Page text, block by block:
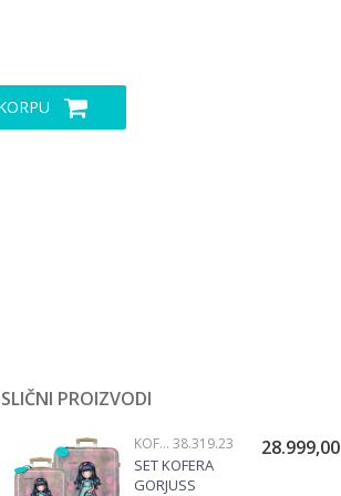
SLIČNI PROIZVODI
KOFERI 38.319.23
SET KOFERA
GORJUSS
28.999,00